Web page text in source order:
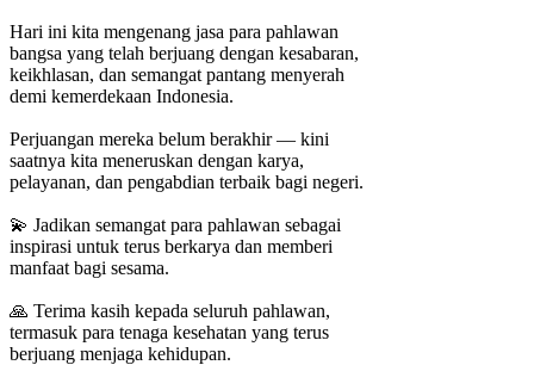
Hari ini kita mengenang jasa para pahlawan
bangsa yang telah berjuang dengan kesabaran,
keikhlasan, dan semangat pantang menyerah
demi kemerdekaan Indonesia.
Perjuangan mereka belum berakhir — kini
saatnya kita meneruskan dengan karya,
pelayanan, dan pengabdian terbaik bagi negeri.
💫 Jadikan semangat para pahlawan sebagai
inspirasi untuk terus berkarya dan memberi
manfaat bagi sesama.
🙏 Terima kasih kepada seluruh pahlawan,
termasuk para tenaga kesehatan yang terus
berjuang menjaga kehidupan.